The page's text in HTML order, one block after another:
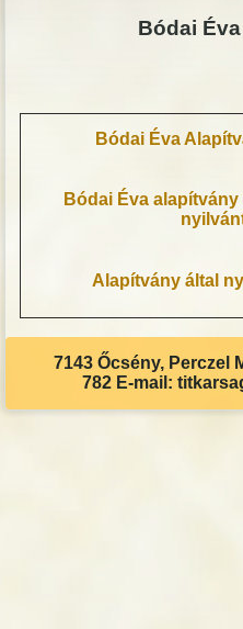
Bódai
Bódai Éva
Bódai Éva
Alapítvány által
7143 Őcsény, Perczel
782 E-mail: